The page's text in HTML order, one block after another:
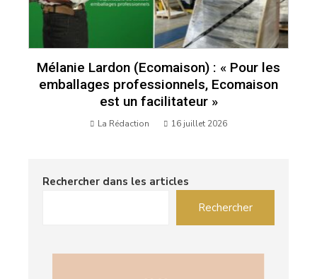
Mélanie Lardon (Ecomaison) : « Pour les
emballages professionnels, Ecomaison
est un facilitateur »
La Rédaction 16 juillet 2026
Rechercher dans les articles
Rechercher